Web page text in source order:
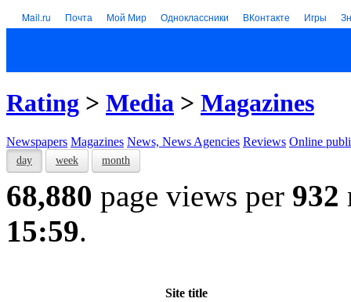
Mail.ru Почта Мой Мир Одноклассники ВКонтакте Игры
Rating > Media > Magazines
Newspapers Magazines News, News Agencies Reviews Online
day week month
68,880 page views per 932
15:59.
Site title